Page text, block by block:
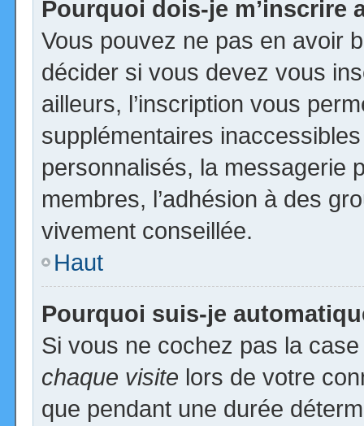
Pourquoi dois-je m’inscrire
Vous pouvez ne pas en avoir
décider si vous devez vous
ailleurs, l’inscription vous
supplémentaires
personnalisés, la messagerie
membres, l’adhésion à des
vivement conseillée.
Haut
Pourquoi suis-je
Si vous ne cochez pas la
chaque visite lors de votre
que pendant une durée